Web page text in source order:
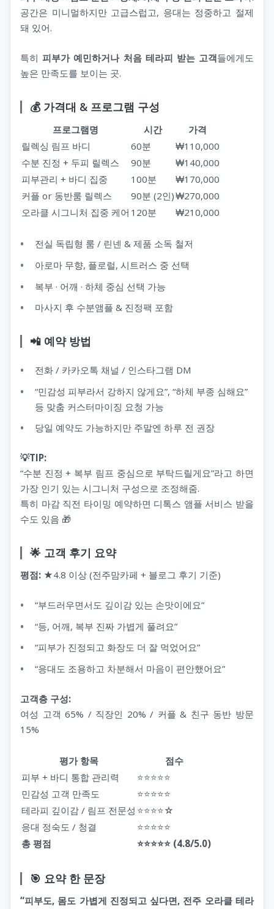
공간은 미니멀하지만 고급스럽고, 응대는 정중하고 절제
돼 있어.
특히피부가 예민하거나 처음 테라피 받는 고객들에게도
높은 만족도를 보이는 곳.
💰 가격대 & 프로그램 구성
프로그램명 시간
가격
릴렉싱 림프 바디
60분
₩110,000
수분 진정 + 두피 릴렉스
90분
₩140,000
피부관리 + 바디 집중
100분
₩170,000
커플 or 동반룸 릴렉스
90분 (2인)₩270,000
오라클 시그니처 집중 케어 120분 ₩210,000
전실 독립형 룸 / 린넨 & 제품 소독 철저
아로마 무향, 플로럴, 시트러스 중 선택
복부 · 어깨 · 하체 중심 선택 가능
마사지 후 수분앰플 & 진정팩 포함
📲 예약 방법
전화 / 카카오톡 채널 / 인스타그램 DM
“민감성 피부라서 강하지 않게요”, “하체 부종 심해요”
등 맞춤 커스터마이징 요청 가능
당일 예약도 가능하지만 주말엔 하루 전 권장
💡TIP:
“수분 진정 + 복부 림프 중심으로 부탁드릴게요”라고 하면
가장 인기 있는 시그니처 구성으로 조정해줌.
특히 마감 직전 타이밍 예약하면 디톡스 앰플 서비스 받을
수도 있음 🎁
🌟 고객 후기 요약
평점: ★4.8 이상 (전주맘카페 + 블로그 후기 기준)
“부드러우면서도 깊이감 있는 손맛이에요”
“등, 어깨, 복부 진짜 가볍게 풀려요”
“피부가 진정되고 화장도 더 잘 먹었어요”
“응대도 조용하고 차분해서 마음이 편안했어요”
고객층 구성:
여성 고객 65% / 직장인 20% / 커플 & 친구 동반 방문
15%
평가 항목
점수
피부 + 바디 통합 관리력
⭐⭐⭐⭐⭐
민감성 고객 만족도
⭐⭐⭐⭐⭐
테라피 깊이감 / 림프 전문성 ⭐⭐⭐⭐☆
응대 정숙도 / 청결
⭐⭐⭐⭐⭐
총 평점
⭐⭐⭐⭐⭐ (4.8/5.0)
🎯 요약 한 문장
“피부도, 몸도 가볍게 진정되고 싶다면, 전주 오라클 테라